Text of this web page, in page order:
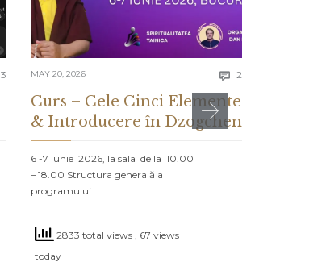
3 Comments
MAY 20, 2026  2
Curs – Cele Cinci Elemente
& Introducere în Dzogchen
6 -7 iunie 2026, la sala de la 10.00
– 18.00 Structura generală a
programului…
2833 total views , 67 views
today